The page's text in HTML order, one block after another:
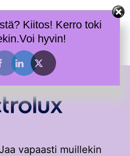
työhyvinvoinnin tueksi.
menu
vapaasti muillekin
Kiitos! Kerro toki
hyvin!